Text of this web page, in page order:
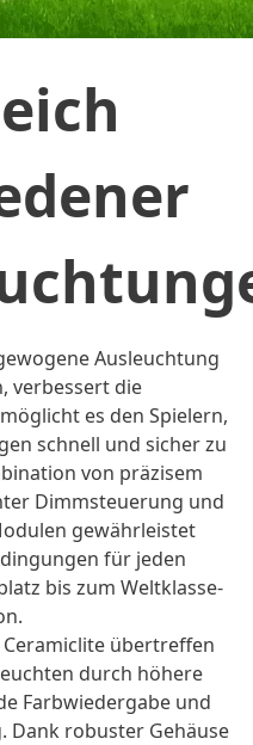
Ausleuchtung
verbessert die
es den Spielern,
schnell und sicher zu
von präzisem
Dimmsteuerung und
gewährleistet
für jeden
bis zum Weltklasse-
übertreffen
durch höhere
Farbwiedergabe und
Dank robuster Gehäuse